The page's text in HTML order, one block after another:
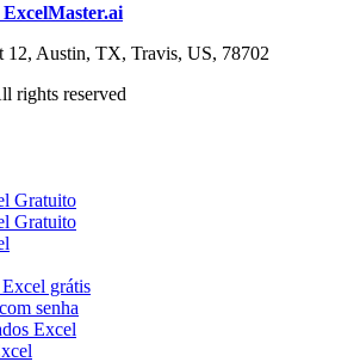
ExcelMaster.ai
12, Austin, TX, Travis, US, 78702
rights reserved
Gratuito
Gratuito
grátis
senha
Excel